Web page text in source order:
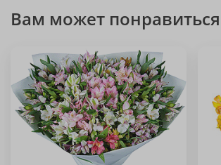
Вам может понравиться